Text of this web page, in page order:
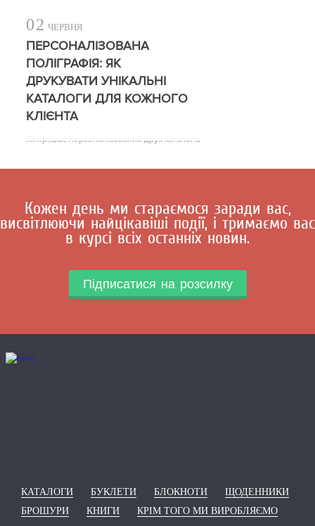
02 ЧЕРВНЯ
ПЕРСОНАЛІЗОВАНА
ПОЛІГРАФІЯ: ЯК
ДРУКУВАТИ УНІКАЛЬНІ
КАТАЛОГИ ДЛЯ КОЖНОГО
КЛІЄНТА
Як працює персоналізований друк каталогів
Кожен день ми стараємося заради вас,
висвітлюючи найцікавіші події, і тримаємо вас
в курсі всіх останніх новин.
Підписатися на розсилку
КАТАЛОГИ БУКЛЕТИ БЛОКНОТИ
ЩОДЕННИКИ
БРОШУРИ
КНИГИ КРІМ ТОГО МИ ВИРОБЛЯЄМО